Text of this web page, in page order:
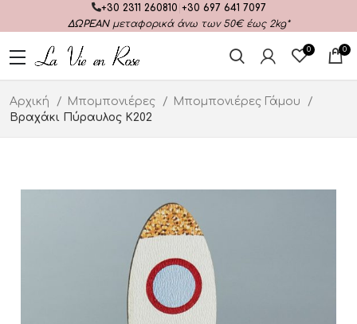
+30 2311 260810 +30 697 641 7097
ΔΩΡΕΑΝμεταφορικά άνω των 50€ έως 2kg*
0 0
Αρχική Μπομπονιέρες
Μπομπονιέρες Γάμου
Βραχάκι Πύραυλος Κ202